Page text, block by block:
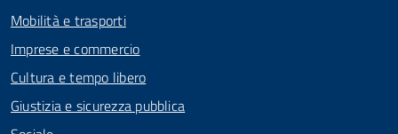
Mobilità e trasporti
Imprese e commercio
Cultura e tempo libero
Giustizia e sicurezza pubblica